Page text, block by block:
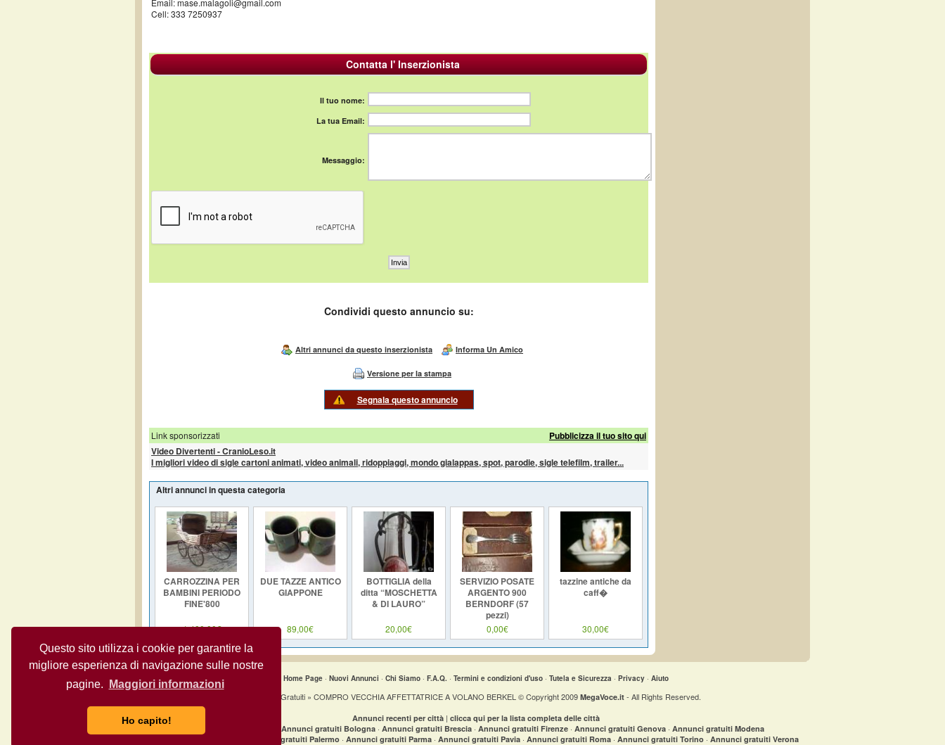
Questo sito utilizza i cookie per garantire la
migliore esperienza di navigazione sulle nostre
pagine.
Maggiori informazioni
Ho capito!
Email: mase.malagoli@gmail.com
Cell: 333 7250937
Contatta l' Inserzionista
Il tuo nome:
La tua Email:
Messaggio:
Condividi questo annuncio su:
Altri annunci da questo inserzionista Informa Un Amico
Versione per la stampa
Segnala questo annuncio
Link sponsorizzati
Pubblicizza il tuo sito qui
Video Divertenti - CranioLeso.it
I migliori video di sigle cartoni animati, video animali, ridoppiaggi, mondo gialappas, spot, parodie, sigle telefilm, trailer...
Altri annunci in questa categoria
CARROZZINA PER
BAMBINI PERIODO
FINE'800
1.400,00€
DUE TAZZE ANTICO
GIAPPONE
89,00€
BOTTIGLIA della
ditta “MOSCHETTA
& DI LAURO”
20,00€
SERVIZIO POSATE
ARGENTO 900
BERNDORF (57
pezzi)
0,00€
tazzine antiche da
caff�
30,00€
Home Page · Nuovi Annunci · Chi Siamo · F.A.Q. · Termini e condizioni d'uso · Tutela e Sicurezza · Privacy · Aiuto
Annunci Gratuiti » COMPRO VECCHIA AFFETTATRICE A VOLANO BERKEL © Copyright 2009 MegaVoce.it - All Rights Reserved.
Annunci recenti per città | clicca qui per la lista completa delle città
Annunci gratuiti Bologna · Annunci gratuiti Brescia · Annunci gratuiti Firenze · Annunci gratuiti Genova · Annunci gratuiti Modena
Annunci gratuiti Palermo· Annunci gratuiti Parma· Annunci gratuiti Pavia· Annunci gratuiti Roma· Annunci gratuiti Torino· Annunci gratuiti Verona